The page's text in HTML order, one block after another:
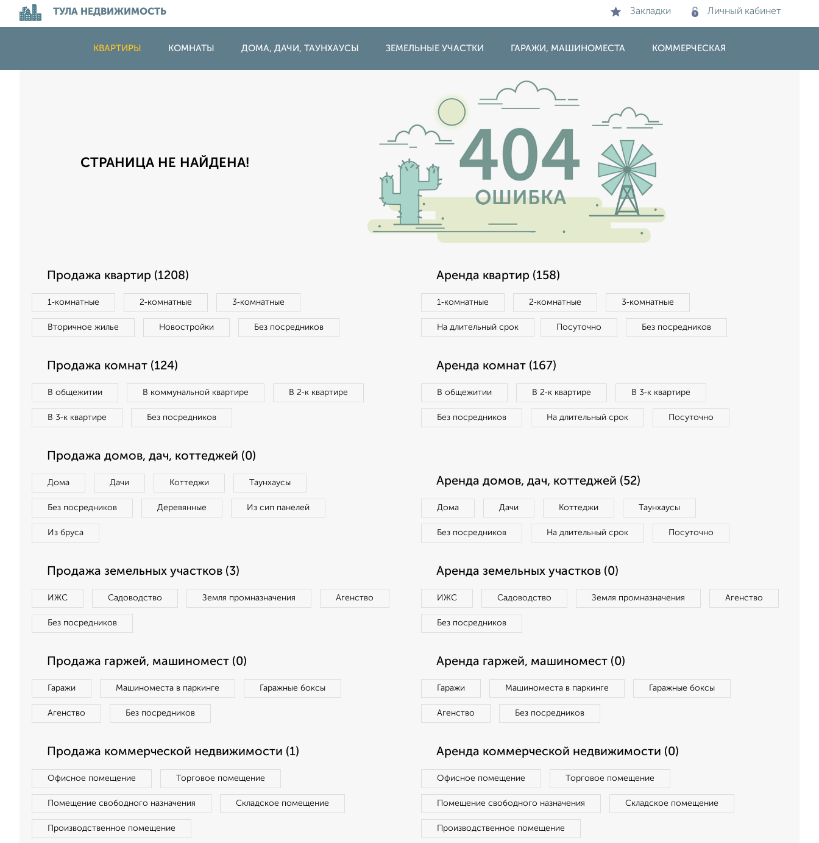
ТУЛА НЕДВИЖИМОСТЬ Закладки Личный кабинет
КВАРТИРЫ КОМНАТЫ ДОМА, ДАЧИ, ТАУНХАУСЫ ЗЕМЕЛЬНЫЕ УЧАСТКИ ГАРАЖИ, МАШИНОМЕСТА КОММЕРЧЕСКАЯ
СТРАНИЦА НЕ НАЙДЕНА!
Продажа квартир (1208)
1‑комнатные 2‑комнатные 3‑комнатные
Вторичное жилье Новостройки Без посредников
Аренда квартир (158)
1‑комнатные 2‑комнатные 3‑комнатные
На длительный срок Посуточно Без посредников
Продажа комнат (124)
В общежитии В коммунальной квартире В 2‑к квартире
В 3‑к квартире Без посредников
Аренда комнат (167)
В общежитии В 2‑к квартире В 3‑к квартире
Без посредников На длительный срок Посуточно
Продажа домов, дач, коттеджей (0)
Дома Дачи Коттеджи Таунхаусы
Без посредников Деревянные Из сип панелей
Из бруса
Аренда домов, дач, коттеджей (52)
Дома Дачи Коттеджи Таунхаусы
Без посредников На длительный срок Посуточно
Продажа земельных участков (3)
ИЖС Садоводство Земля промназначения Агенство
Без посредников
Аренда земельных участков (0)
ИЖС Садоводство Земля промназначения Агенство
Без посредников
Продажа гаржей, машиномест (0)
Гаражи Машиноместа в паркинге Гаражные боксы
Агенство Без посредников
Аренда гаржей, машиномест (0)
Гаражи Машиноместа в паркинге Гаражные боксы
Агенство Без посредников
Продажа коммерческой недвижимости (1)
Офисное помещение Торговое помещение
Помещение свободного назначения Складское помещение
Производственное помещение
Аренда коммерческой недвижимости (0)
Офисное помещение Торговое помещение
Помещение свободного назначения Складское помещение
Производственное помещение